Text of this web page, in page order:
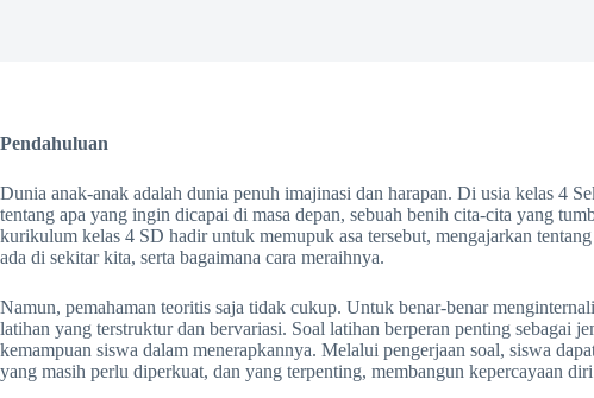
Pendahuluan
Dunia anak-anak adalah dunia penuh imajinasi dan harapan. Di usia kelas 4
tentang apa yang ingin dicapai di masa depan, sebuah benih cita-cita yang
kurikulum kelas 4 SD hadir untuk memupuk asa tersebut, mengajarkan
ada di sekitar kita, serta bagaimana cara meraihnya.
Namun, pemahaman teoritis saja tidak cukup. Untuk benar-benar
latihan yang terstruktur dan bervariasi. Soal latihan berperan penting sebagai
kemampuan siswa dalam menerapkannya. Melalui pengerjaan soal, siswa
yang masih perlu diperkuat, dan yang terpenting, membangun kepercayaan